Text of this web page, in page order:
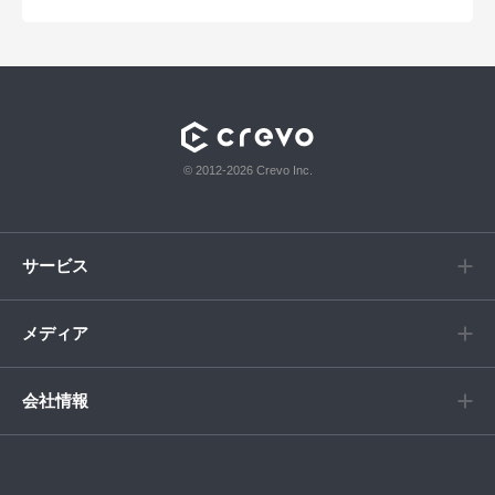
© 2012-2026 Crevo Inc.
サービス
メディア
会社情報